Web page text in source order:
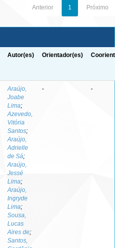
Anterior 1 Próximo
Autor(es) Orientador(es)
Araújo,
Joabe
Lima;
Azevedo,
Vitória
Santos;
Araújo,
Adrielle
de Sá;
Araújo,
Jessé
Lima;
Araújo,
Ingryde
Lima;
Sousa,
Lucas
Aires de;
Santos,
- -